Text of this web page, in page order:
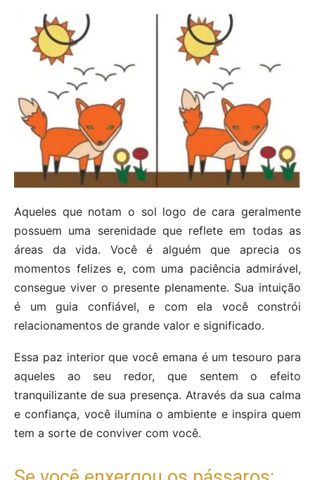
Aqueles que notam o sol logo de cara geralmente
possuem uma serenidade que reflete em todas as
áreas da vida. Você é alguém que aprecia os
momentos felizes e, com uma paciência admirável,
consegue viver o presente plenamente. Sua intuição
é um guia confiável, e com ela você constrói
relacionamentos de grande valor e significado.
Essa paz interior que você emana é um tesouro para
aqueles ao seu redor, que sentem o efeito
tranquilizante de sua presença. Através da sua calma
e confiança, você ilumina o ambiente e inspira quem
tem a sorte de conviver com você.